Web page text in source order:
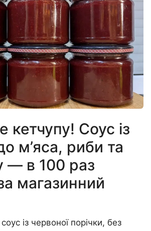
кетчупу! Соус із
м’яса, риби та
— в 100 раз
магазинний
із червоної порічки, без